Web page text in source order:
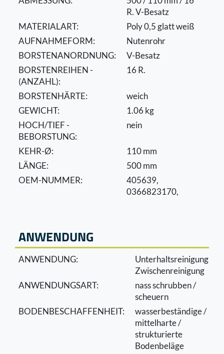
R. V-Besatz
MATERIALART:
Poly 0,5 glatt weiß
AUFNAHMEFORM:
Nutenrohr
BORSTENANORDNUNG:
V-Besatz
BORSTENREIHEN -
(ANZAHL):
16 R.
BORSTENHÄRTE:
weich
GEWICHT:
1.06 kg
HOCH/TIEF -
BEBORSTUNG:
nein
KEHR-Ø:
110 mm
LÄNGE:
500 mm
OEM-NUMMER:
405639,
0366823170,
ANWENDUNG
ANWENDUNG:
Unterhaltsreinigung,
Zwischenreinigung
ANWENDUNGSART:
nass schrubben /
scheuern
BODENBESCHAFFENHEIT:
wasserbeständige /
mittelharte /
strukturierte
Bodenbeläge